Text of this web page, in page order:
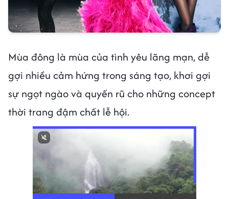
Mùa đông là mùa của tình yêu lãng mạn, dễ
gợi nhiều cảm hứng trong sáng tạo, khơi gợi
sự ngọt ngào và quyến rũ cho những concept
thời trang đậm chất lễ hội.